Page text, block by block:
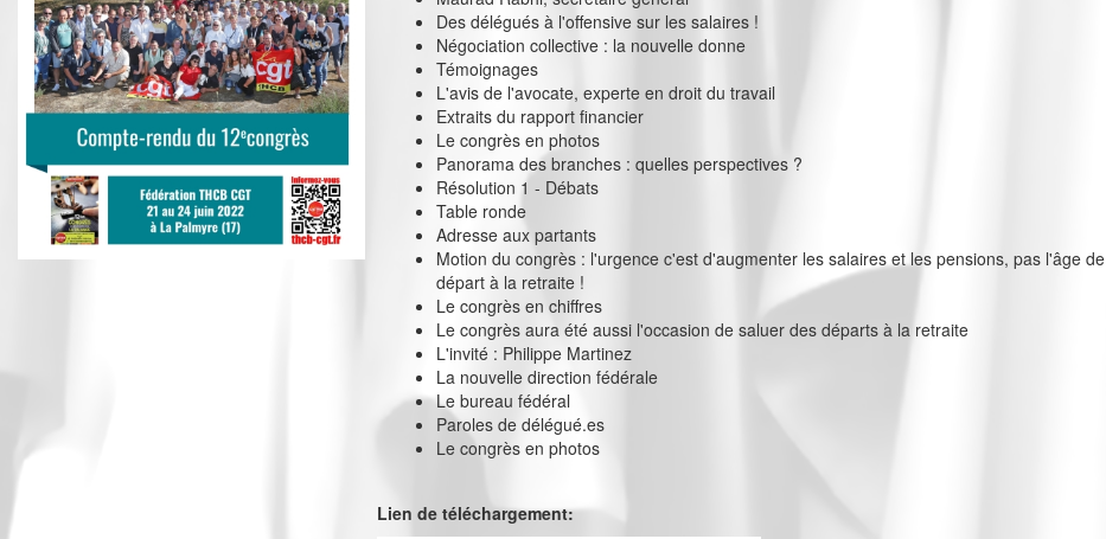
Des délégués à l'offensive sur les salaires !
Négociation collective : la nouvelle donne
Témoignages
L'avis de l'avocate, experte en droit du travail
Extraits du rapport financier
Le congrès en photos
Panorama des branches : quelles perspectives ?
Résolution 1 - Débats
Table ronde
Adresse aux partants
Motion du congrès : l'urgence c'est d'augmenter les salaires et les pensions, pas l'âge de
départ à la retraite !
Le congrès en chiffres
Le congrès aura été aussi l'occasion de saluer des départs à la retraite
L'invité : Philippe Martinez
La nouvelle direction fédérale
Le bureau fédéral
Paroles de délégué.es
Le congrès en photos
Lien de téléchargement: